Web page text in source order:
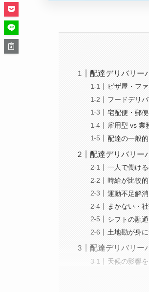
配達デリバリー
ピザ屋・フ
フードデリ
宅配便・郵
雇用型 vs 業
配達の一般
配達デリバリー
一人で働け
時給が比較
運動不足解
まかない・
シフトの融
土地勘が身に
配達デリバリー
天候の影響